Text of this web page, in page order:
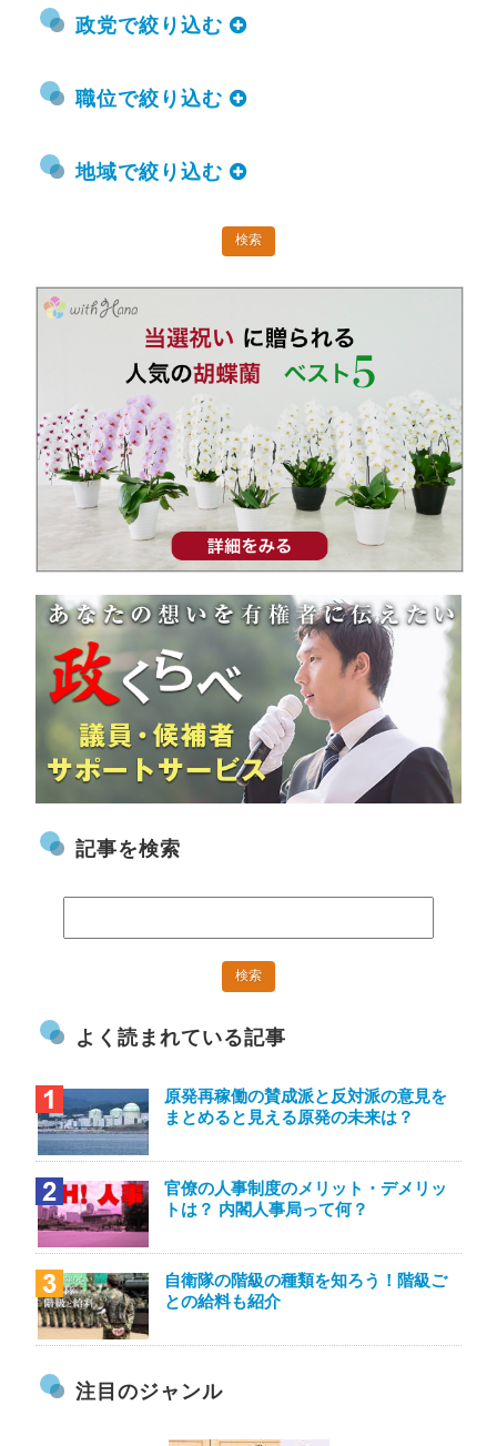
政党で絞り込む
職位で絞り込む
地域で絞り込む
記事を検索
よく読まれている記事
原発再稼働の賛成派と反対派の意見を
まとめると見える原発の未来は？
官僚の人事制度のメリット・デメリッ
トは？ 内閣人事局って何？
自衛隊の階級の種類を知ろう！階級ご
との給料も紹介
注目のジャンル